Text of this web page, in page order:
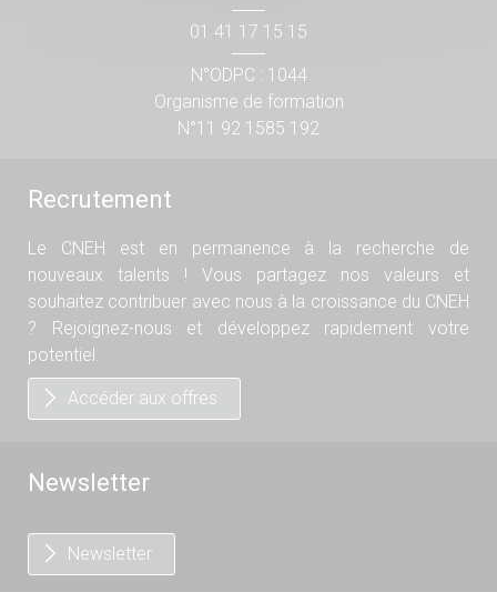
01 41 17 15 15
N°ODPC : 1044
Organisme de formation
N°11 92 1585 192
Recrutement
Le CNEH est en permanence à la recherche de
nouveaux talents ! Vous partagez nos valeurs et
souhaitez contribuer avec nous à la croissance du CNEH
? Rejoignez-nous et développez rapidement votre
potentiel.
Accéder aux offres
Newsletter
Newsletter